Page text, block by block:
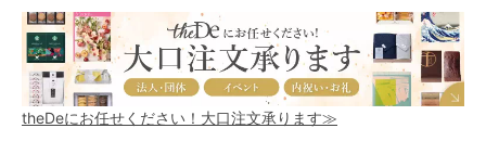
theDeにお任せください！大口注文承ります≫